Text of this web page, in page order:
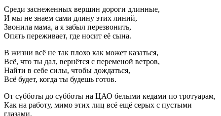
Среди заснеженных вершин дороги длинные,
И мы не знаем сами длину этих линий,
Звонила мама, а я забыл перезвонить,
Опять переживает, где носит её сына.
В жизни всё не так плохо как может казаться,
Всё, что ты дал, вернётся с переменой ветров,
Найти в себе силы, чтобы дождаться,
Всё будет, когда ты будешь готов.
От субботы до субботы на ЦАО белыми кедами по тротуарам,
Как на работу, мимо этих лиц всё ещё серых с пустыми
глазами,